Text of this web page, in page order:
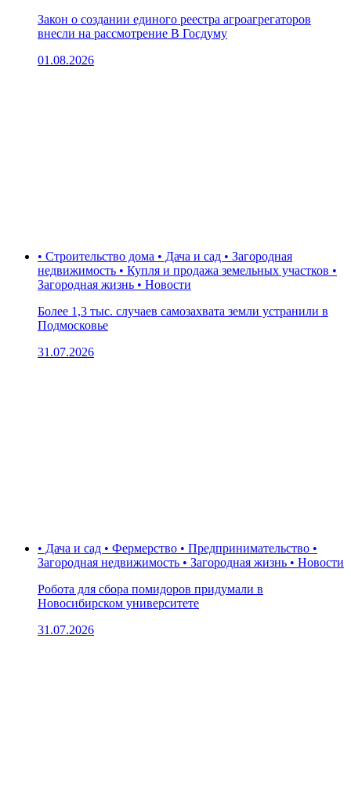
Закон о создании единого реестра агроагрегаторов
внесли на рассмотрение В Госдуму
01.08.2026
• Строительство дома • Дача и сад • Загородная
недвижимость • Купля и продажа земельных участков •
Загородная жизнь • Новости
Более 1,3 тыс. случаев самозахвата земли устранили в
Подмосковье
31.07.2026
• Дача и сад • Фермерство • Предпринимательство •
Загородная недвижимость • Загородная жизнь • Новости
Робота для сбора помидоров придумали в
Новосибирском университете
31.07.2026